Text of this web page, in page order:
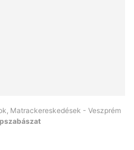
Matrackereskedések - Veszprém